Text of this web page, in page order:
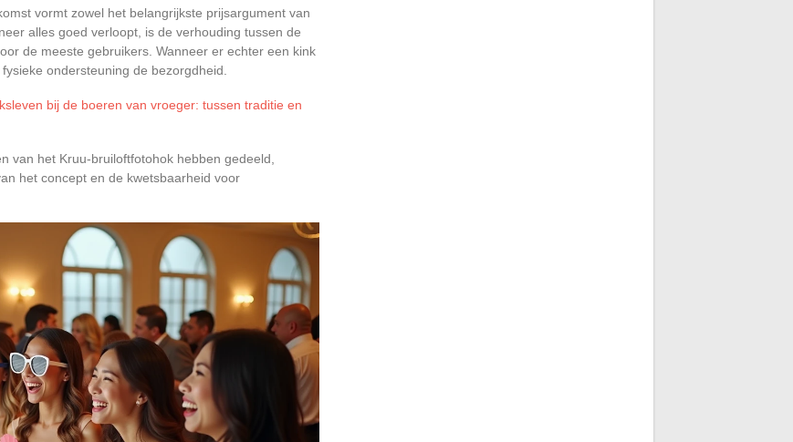
vormt zowel het belangrijkste prijsargument van
alles goed verloopt, is de verhouding tussen de
de meeste gebruikers. Wanneer er echter een kink
ondersteuning de bezorgdheid.
bij de boeren van vroeger: tussen traditie en
van het Kruu-bruiloftfotohok hebben gedeeld,
het concept en de kwetsbaarheid voor